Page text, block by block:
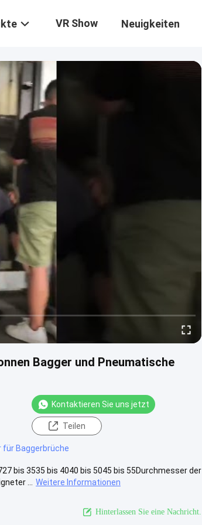
VR Show Neuigkeiten
Bagger und Pneumatische
Kontaktieren Sie uns jetzt
Teilen
für Baggerbrüche
bis 3535 bis 4040 bis 5045 bis 55Durchmesser der
...
Weitere Informationen
Hinterlassen Sie eine Nachricht.